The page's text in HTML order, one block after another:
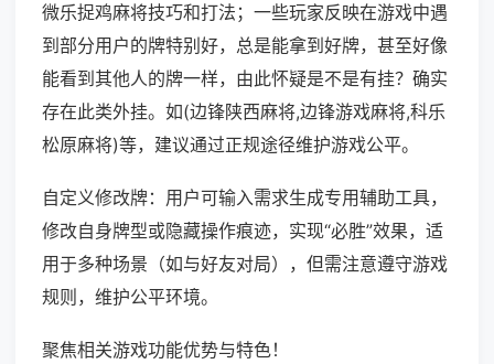
微乐捉鸡麻将技巧和打法；一些玩家反映在游戏中遇
到部分用户的牌特别好，总是能拿到好牌，甚至好像
能看到其他人的牌一样，由此怀疑是不是有挂？确实
存在此类外挂。如(边锋陕西麻将,边锋游戏麻将,科乐
松原麻将)等，建议通过正规途径维护游戏公平。
自定义修改牌：用户可输入需求生成专用辅助工具，
修改自身牌型或隐藏操作痕迹，实现“必胜”效果，适
用于多种场景（如与好友对局），但需注意遵守游戏
规则，维护公平环境。
聚焦相关游戏功能优势与特色！